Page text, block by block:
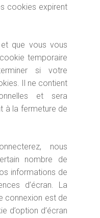
cookies expirent
que vous vous
temporaire
si votre
Il ne contient
et sera
à la fermeture de
nous
nombre de
informations de
d’écran. La
connexion est de
d’option d’écran